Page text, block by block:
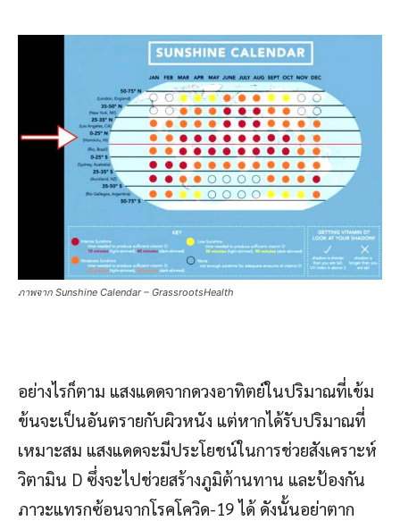
ภาพจาก Sunshine Calendar – GrassrootsHealth
อย่างไรก็ตาม แสงแดดจากดวงอาทิตย์ในปริมาณที่เข้ม
ข้นจะเป็นอันตรายกับผิวหนัง แต่หากได้รับปริมาณที่
เหมาะสม แสงแดดจะมีประโยชน์ในการช่วยสังเคราะห์
วิตามิน D ซึ่งจะไปช่วยสร้างภูมิต้านทาน และป้องกัน
ภาวะแทรกซ้อนจากโรคโควิด-19 ได้ ดังนั้นอย่าตาก